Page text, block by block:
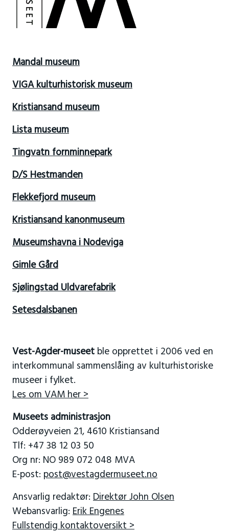
Mandal museum
VIGA kulturhistorisk museum
Kristiansand museum
Lista museum
Tingvatn fornminnepark
D/S Hestmanden
Flekkefjord museum
Kristiansand kanonmuseum
Museumshavna i Nodeviga
Gimle Gård
Sjølingstad Uldvarefabrik
Setesdalsbanen
Vest-Agder-museetble opprettet i 2006 ved en
interkommunal sammenslåing av kulturhistoriske
museer i fylket.
Les om VAM her >
Museets administrasjon
Odderøyveien 21, 4610 Kristiansand
Tlf: +47 38 12 03 50
Org nr: NO 989 072 048 MVA
E-post: post@vestagdermuseet.no
Ansvarlig redaktør: Direktør John Olsen
Webansvarlig: Erik Engenes
Fullstendig kontaktoversikt >